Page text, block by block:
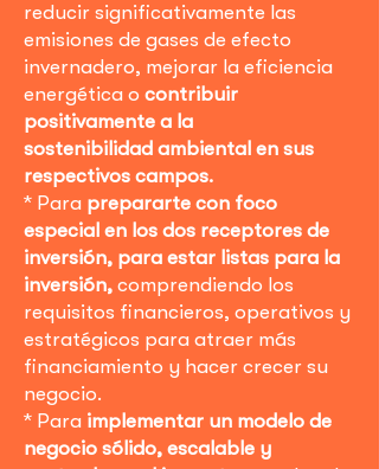
reducir significativamente las
emisiones de gases de efecto
invernadero, mejorar la eficiencia
energética o contribuir
positivamente a la
sostenibilidad ambiental en sus
respectivos campos.
* Para prepararte con foco
especial en los dos receptores de
inversión, para estar listas para la
inversión, comprendiendo los
requisitos financieros, operativos y
estratégicos para atraer más
financiamiento y hacer crecer su
negocio.
* Para implementar un modelo de
negocio sólido, escalable y